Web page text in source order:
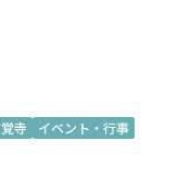
寺 イベント・行事